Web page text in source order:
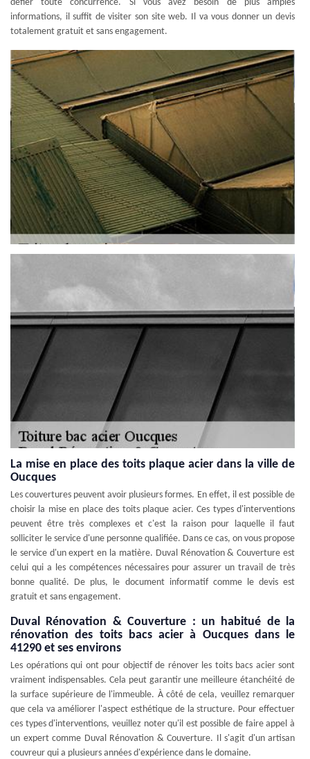
défier toute concurrence. Si vous avez besoin de plus amples
informations, il suffit de visiter son site web. Il va vous donner un devis
totalement gratuit et sans engagement.
La mise en place des toits plaque acier dans la ville de
Oucques
Les couvertures peuvent avoir plusieurs formes. En effet, il est possible de
choisir la mise en place des toits plaque acier. Ces types d'interventions
peuvent être très complexes et c'est la raison pour laquelle il faut
solliciter le service d'une personne qualifiée. Dans ce cas, on vous propose
le service d'un expert en la matière. Duval Rénovation & Couverture est
celui qui a les compétences nécessaires pour assurer un travail de très
bonne qualité. De plus, le document informatif comme le devis est
gratuit et sans engagement.
Duval Rénovation & Couverture : un habitué de la
rénovation des toits bacs acier à Oucques dans le
41290 et ses environs
Les opérations qui ont pour objectif de rénover les toits bacs acier sont
vraiment indispensables. Cela peut garantir une meilleure étanchéité de
la surface supérieure de l'immeuble. À côté de cela, veuillez remarquer
que cela va améliorer l'aspect esthétique de la structure. Pour effectuer
ces types d'interventions, veuillez noter qu'il est possible de faire appel à
un expert comme Duval Rénovation & Couverture. Il s'agit d'un artisan
couvreur qui a plusieurs années d'expérience dans le domaine.